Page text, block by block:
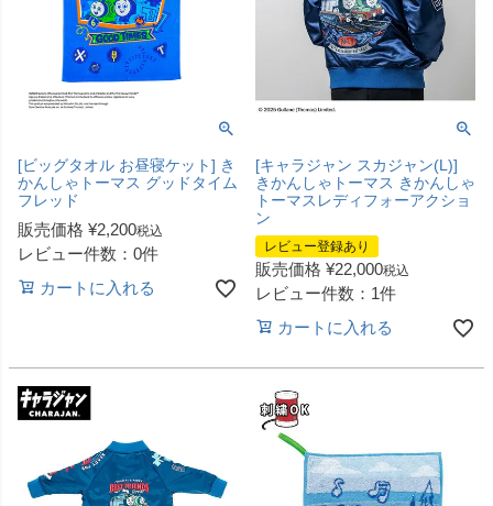
[ビッグタオル お昼寝ケット] き
かんしゃトーマス グッドタイム
フレッド
販売価格 ¥2,200税込
レビュー件数：0件
カートに入れる
[キャラジャン スカジャン(L)]
きかんしゃトーマス きかんしゃ
トーマスレディフォーアクショ
ン
レビュー登録あり
販売価格 ¥22,000税込
レビュー件数：1件
カートに入れる